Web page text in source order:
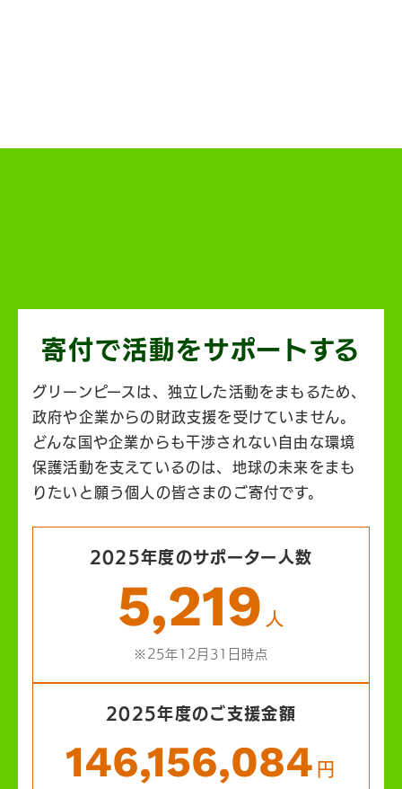
寄付で活動をサポートする
グリーンピースは、独立した活動をまもるため、
政府や企業からの財政支援を受けていません。
どんな国や企業からも干渉されない自由な環境
保護活動を支えているのは、地球の未来をまも
りたいと願う個人の皆さまのご寄付です。
2025年度のサポーター人数
5,219 人
※25年12月31日時点
2025年度のご支援金額
146,156,084 円